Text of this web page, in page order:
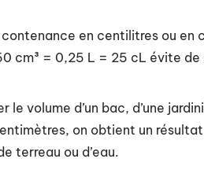
contenance en centilitres ou en
cm³ = 0,25 L = 25 cL évite
volume d’un bac, d’une
on obtient un
terreau ou d’eau.